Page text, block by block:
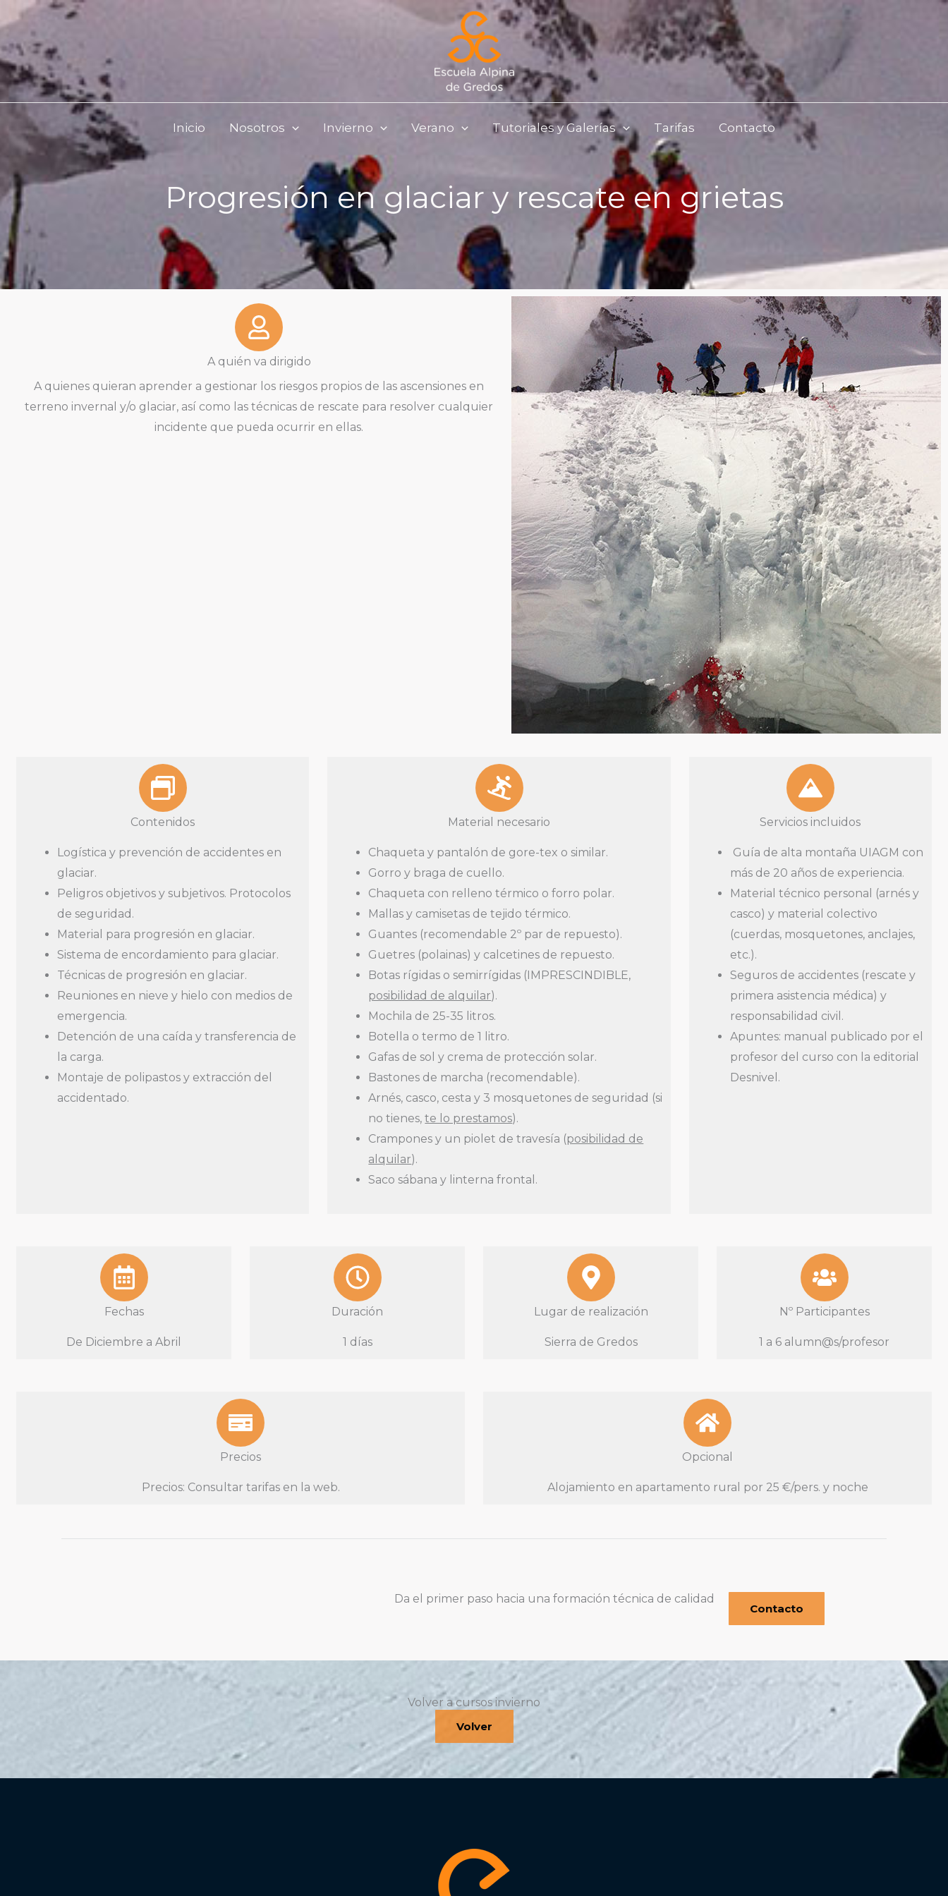
Skip
to
content
Inicio Nosotros Invierno Verano Tutoriales y Galerías Tarifas Contacto
Progresión en glaciar y rescate en grietas
A quién va dirigido
A quienes quieran aprender a gestionar los riesgos propios de las ascensiones en
terreno invernal y/o glaciar, así como las técnicas de rescate para resolver cualquier
incidente que pueda ocurrir en ellas.
Contenidos
Logística y prevención de accidentes en
glaciar.
Peligros objetivos y subjetivos. Protocolos
de seguridad.
Material para progresión en glaciar.
Sistema de encordamiento para glaciar.
Técnicas de progresión en glaciar.
Reuniones en nieve y hielo con medios de
emergencia.
Detención de una caída y transferencia de
la carga.
Montaje de polipastos y extracción del
accidentado.
Material necesario
Chaqueta y pantalón de gore-tex o similar.
Gorro y braga de cuello.
Chaqueta con relleno térmico o forro polar.
Mallas y camisetas de tejido térmico.
Guantes (recomendable 2º par de repuesto).
Guetres (polainas) y calcetines de repuesto.
Botas rígidas o semirrígidas (IMPRESCINDIBLE,
posibilidad de alquilar).
Mochila de 25-35 litros.
Botella o termo de 1 litro.
Gafas de sol y crema de protección solar.
Bastones de marcha (recomendable).
Arnés, casco, cesta y 3 mosquetones de seguridad (si
no tienes,te lo prestamos).
Crampones y un piolet de travesía (posibilidad de
alquilar).
Saco sábana y linterna frontal.
Servicios incluidos
Guía de alta montaña UIAGM con
más de 20 años de experiencia.
Material técnico personal (arnés y
casco) y material colectivo
(cuerdas, mosquetones, anclajes,
etc.).
Seguros de accidentes (rescate y
primera asistencia médica) y
responsabilidad civil.
Apuntes: manual publicado por el
profesor del curso con la editorial
Desnivel.
Fechas
De Diciembre a Abril
Duración
1 días
Lugar de realización
Sierra de Gredos
Nº Participantes
1 a 6 alumn@s/profesor
Precios
Precios: Consultar tarifas en la web.
Opcional
Alojamiento en apartamento rural por 25 €/pers. y noche
Da el primer paso hacia una formación técnica de calidad
Contacto
Volver a cursos invierno
Volver